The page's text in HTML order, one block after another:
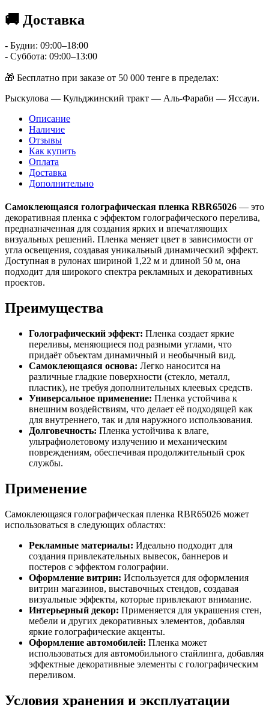
🚚 Доставка
- Будни: 09:00–18:00
- Суббота: 09:00–13:00
🎁 Бесплатно при заказе от 50 000 тенге в пределах:
Рыскулова — Кульджинский тракт — Аль-Фараби — Яссауи.
Описание
Наличие
Отзывы
Как купить
Оплата
Доставка
Дополнительно
Самоклеющаяся голографическая пленка RBR65026 — это
декоративная пленка с эффектом голографического перелива,
предназначенная для создания ярких и впечатляющих
визуальных решений. Пленка меняет цвет в зависимости от
угла освещения, создавая уникальный динамический эффект.
Доступная в рулонах шириной 1,22 м и длиной 50 м, она
подходит для широкого спектра рекламных и декоративных
проектов.
Преимущества
Голографический эффект: Пленка создает яркие
переливы, меняющиеся под разными углами, что
придаёт объектам динамичный и необычный вид.
Самоклеющаяся основа: Легко наносится на
различные гладкие поверхности (стекло, металл,
пластик), не требуя дополнительных клеевых средств.
Универсальное применение: Пленка устойчива к
внешним воздействиям, что делает её подходящей как
для внутреннего, так и для наружного использования.
Долговечность: Пленка устойчива к влаге,
ультрафиолетовому излучению и механическим
повреждениям, обеспечивая продолжительный срок
службы.
Применение
Самоклеющаяся голографическая пленка RBR65026 может
использоваться в следующих областях:
Рекламные материалы: Идеально подходит для
создания привлекательных вывесок, баннеров и
постеров с эффектом голографии.
Оформление витрин: Используется для оформления
витрин магазинов, выставочных стендов, создавая
визуальные эффекты, которые привлекают внимание.
Интерьерный декор: Применяется для украшения стен,
мебели и других декоративных элементов, добавляя
яркие голографические акценты.
Оформление автомобилей: Пленка может
использоваться для автомобильного стайлинга, добавляя
эффектные декоративные элементы с голографическим
переливом.
Условия хранения и эксплуатации